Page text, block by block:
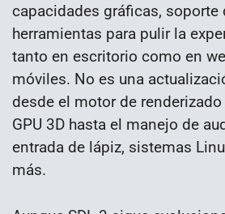
capacidades gráficas, soporte
herramientas para pulir la
tanto en escritorio como en
móviles. No es una
desde el motor de renderizado
GPU 3D hasta el manejo de
entrada de lápiz, sistemas
más.